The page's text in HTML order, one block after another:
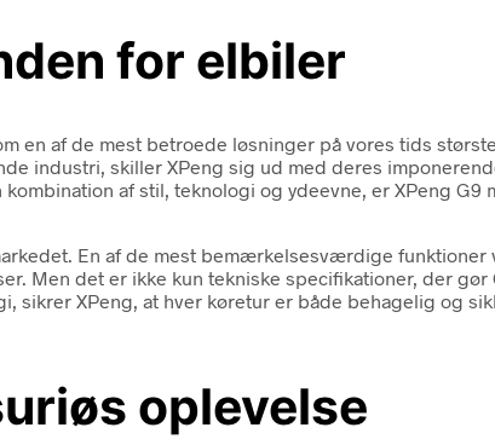
for elbiler
en af de mest betroede løsninger på vores tids
industri, skiller XPeng sig ud med deres
af stil, teknologi og ydeevne, er XPeng
En af de mest bemærkelsesværdige
Men det er ikke kun tekniske specifikationer, der
sikrer XPeng, at hver køretur er både behagelig og
oplevelse